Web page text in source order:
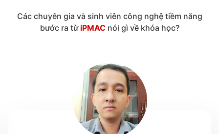
Các chuyên gia và sinh viên công nghệ tiềm năng
bước ra từ iPMACnói gì về khóa học?